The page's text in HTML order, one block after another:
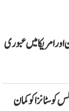
امریکا میں عبوری
کوسٹانزا کو کمان